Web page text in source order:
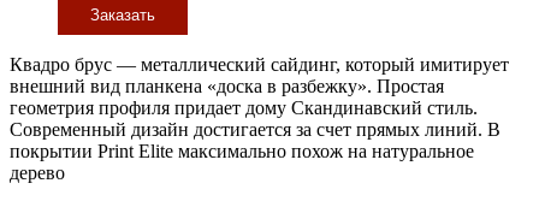
Заказать
Квадро брус — металлический сайдинг, который имитирует
внешний вид планкена «доска в разбежку». Простая
геометрия профиля придает дому Скандинавский стиль.
Современный дизайн достигается за счет прямых линий. В
покрытии Print Elite максимально похож на натуральное
дерево